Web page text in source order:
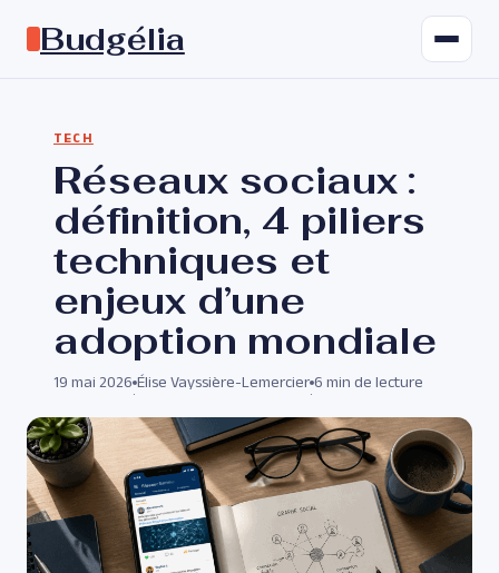
Budgélia
TECH
Réseaux sociaux :
définition, 4 piliers
techniques et
enjeux d’une
adoption mondiale
19 mai 2026
·
Élise Vayssière-Lemercier
·
6 min de lecture